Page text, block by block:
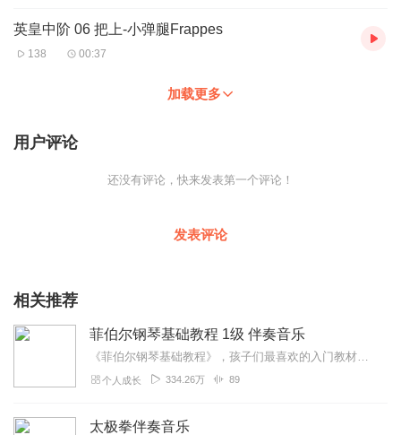
英皇中阶 06 把上-小弹腿Frappes
138 00:37
加载更多
用户评论
还没有评论，快来发表第一个评论！
发表评论
相关推荐
菲伯尔钢琴基础教程 1级 伴奏音乐
《菲伯尔钢琴基础教程》，孩子们最喜欢的入门教材。本音乐只提供给购买过正版教材的“徐飞音乐舞蹈学校”的内部学员练琴使用，由CD转换成MP3格式...
个人成长 334.26万 89
太极拳伴奏音乐